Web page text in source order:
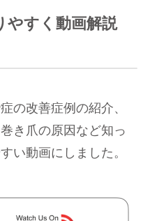
やすく動画解説
の改善症例の紹介、
き爪の原因など知っ
い動画にしました。